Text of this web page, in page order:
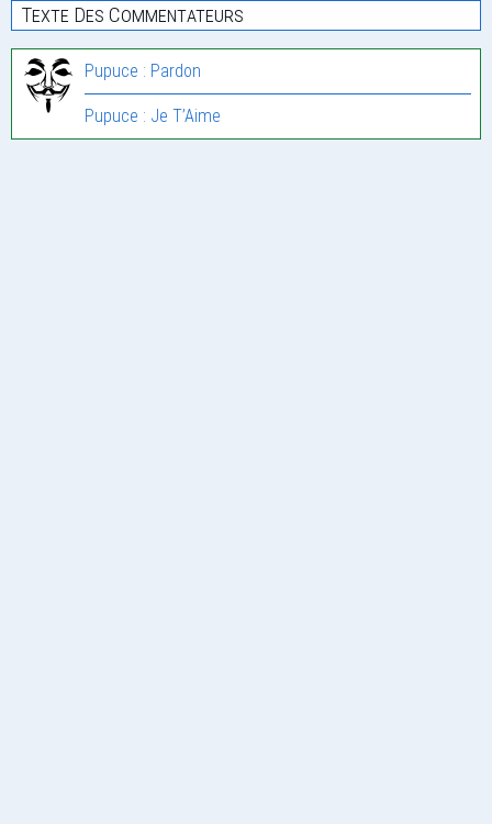
Texte Des Commentateurs
Pupuce : Pardon
Pupuce : Je T’Aime